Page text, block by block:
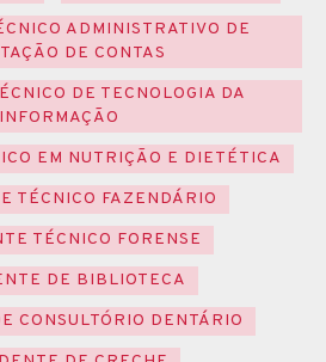
ADMINISTRATIVO DE
DE CONTAS
DE TECNOLOGIA DA
INFORMAÇÃO
EM NUTRIÇÃO E DIETÉTICA
TÉCNICO FAZENDÁRIO
TÉCNICO FORENSE
DE BIBLIOTECA
CONSULTÓRIO DENTÁRIO